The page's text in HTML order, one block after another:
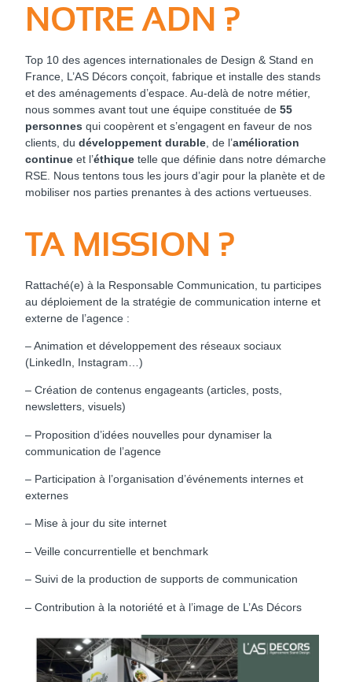
NOTRE ADN ?
Top 10 des agences internationales de Design & Stand en
France, L’AS Décors conçoit, fabrique et installe des stands
et des aménagements d’espace. Au-delà de notre métier,
nous sommes avant tout une équipe constituée de55
personnes qui coopèrent et s’engagent en faveur de nos
clients, dudéveloppement durable , de l’amélioration
continue et l’éthique telle que définie dans notre démarche
RSE. Nous tentons tous les jours d’agir pour la planète et de
mobiliser nos parties prenantes à des actions vertueuses.
TA MISSION ?
Rattaché(e) à la Responsable Communication, tu participes
au déploiement de la stratégie de communication interne et
externe de l’agence :
– Animation et développement des réseaux sociaux
(LinkedIn, Instagram…)
– Création de contenus engageants (articles, posts,
newsletters, visuels)
– Proposition d’idées nouvelles pour dynamiser la
communication de l’agence
– Participation à l’organisation d’événements internes et
externes
– Mise à jour du site internet
– Veille concurrentielle et benchmark
– Suivi de la production de supports de communication
– Contribution à la notoriété et à l’image de L’As Décors